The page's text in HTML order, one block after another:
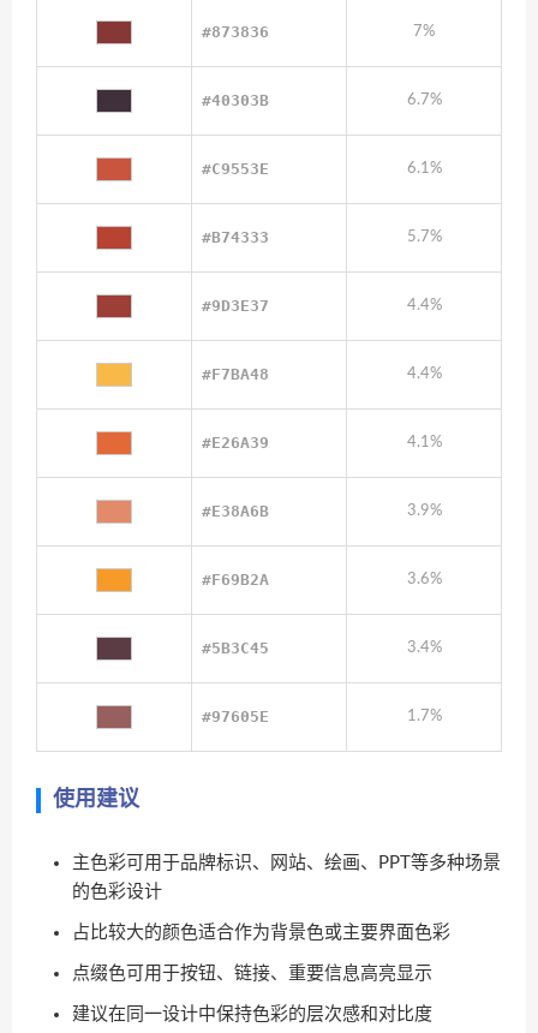
#873836 7%
#40303B 6.7%
#C9553E 6.1%
#B74333 5.7%
#9D3E37 4.4%
#F7BA48 4.4%
#E26A39 4.1%
#E38A6B 3.9%
#F69B2A 3.6%
#5B3C45 3.4%
#97605E 1.7%
使用建议
主色彩可用于品牌标识、网站、绘画、PPT等多种场景
的色彩设计
占比较大的颜色适合作为背景色或主要界面色彩
点缀色可用于按钮、链接、重要信息高亮显示
建议在同一设计中保持色彩的层次感和对比度